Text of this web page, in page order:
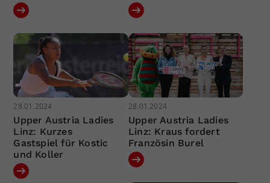
28.01.2024
Upper Austria Ladies
Linz: Kurzes
Gastspiel für Kostic
und Koller
28.01.2024
Upper Austria Ladies
Linz: Kraus fordert
Französin Burel